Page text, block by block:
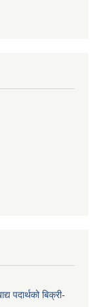
पदार्थको बिक्री-